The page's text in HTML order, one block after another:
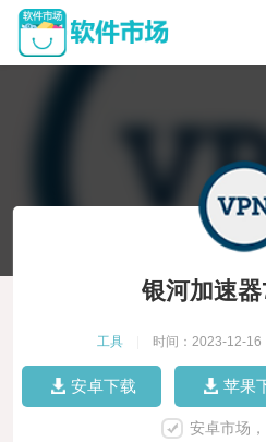
银河加速器
工具 时间：2023-12-16
安卓下载 苹果
安卓市场